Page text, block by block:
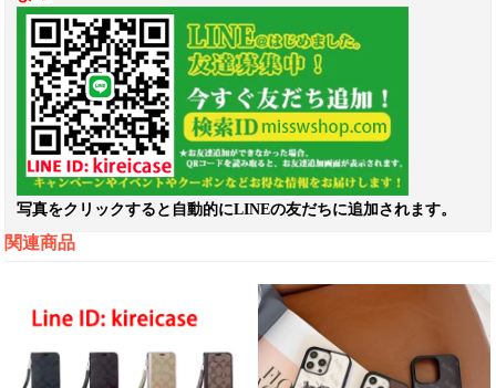
写真をクリックすると自動的にLINEの友だちに追加されます。
関連商品